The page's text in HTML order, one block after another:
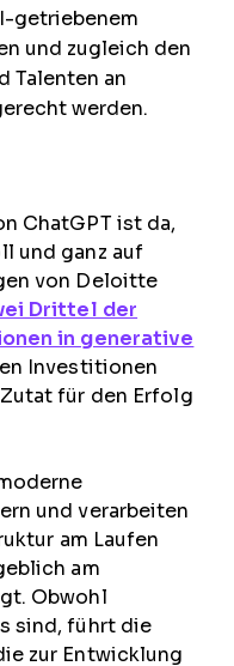
getriebenem
und zugleich den
Talenten an
werden.
ChatGPT ist da,
und ganz auf
von Deloitte
Drittel der
in generative
Investitionen
für den Erfolg
und verarbeiten
am Laufen
am
Obwohl
sind, führt die
zur Entwicklung